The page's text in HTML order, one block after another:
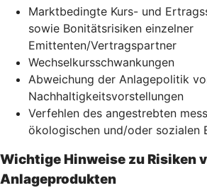
Marktbedingte Kurs- und
sowie Bonitätsrisiken einzelner
Emittenten/Vertragspartner
Wechselkursschwankungen
Abweichung der Anlagepolitik
Nachhaltigkeitsvorstellungen
Verfehlen des angestrebten
ökologischen und/oder sozialen
Wichtige Hinweise zu Risiken
Anlageprodukten